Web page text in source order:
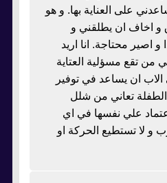
على العناية بها. و هو
و اخاف ان يطلقني و
اصير محتاجة. انا اريد
تقع مسؤلية العتاية
الاب ان يساعد في توفير
الطفلة تعاني من شلل
علي نفسها في اي
و لا تستطيع الحركة او